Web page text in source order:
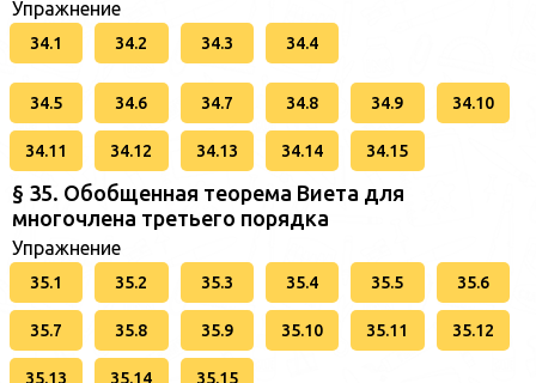
Упражнение
34.1 34.2 34.3 34.4
34.5 34.6 34.7 34.8 34.9 34.10
34.11 34.12 34.13 34.14 34.15
§ 35. Обобщенная теорема Виета для
многочлена третьего порядка
Упражнение
35.1 35.2 35.3 35.4 35.5 35.6
35.7 35.8 35.9 35.10 35.11 35.12
35.13 35.14 35.15